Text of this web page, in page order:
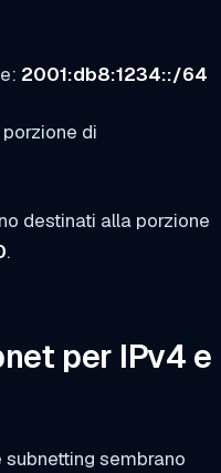
2001:db8:1234::/64
di
destinati alla porzione
.
per IPv4 e
sembrano